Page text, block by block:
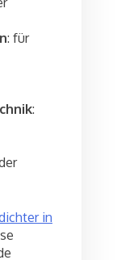
: für
:
in